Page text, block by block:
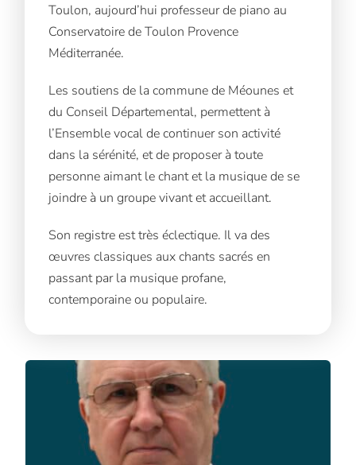
Toulon, aujourd’hui professeur de piano au
Conservatoire de Toulon Provence
Méditerranée.
Les soutiens de la commune de Méounes et
du Conseil Départemental, permettent à
l’Ensemble vocal de continuer son activité
dans la sérénité, et de proposer à toute
personne aimant le chant et la musique de se
joindre à un groupe vivant et accueillant.
Son registre est très éclectique. Il va des
œuvres classiques aux chants sacrés en
passant par la musique profane,
contemporaine ou populaire.